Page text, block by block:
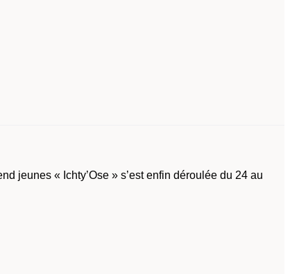
jeunes « Ichty’Ose » s’est enfin déroulée du 24 au